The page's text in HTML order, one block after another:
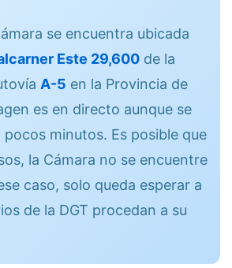
se encuentra ubicada
Este 29,600 de la
A-5 en la Provincia de
es en directo aunque se
pocos minutos. Es posible que
la Cámara no se encuentre
caso, solo queda esperar a
de la DGT procedan a su